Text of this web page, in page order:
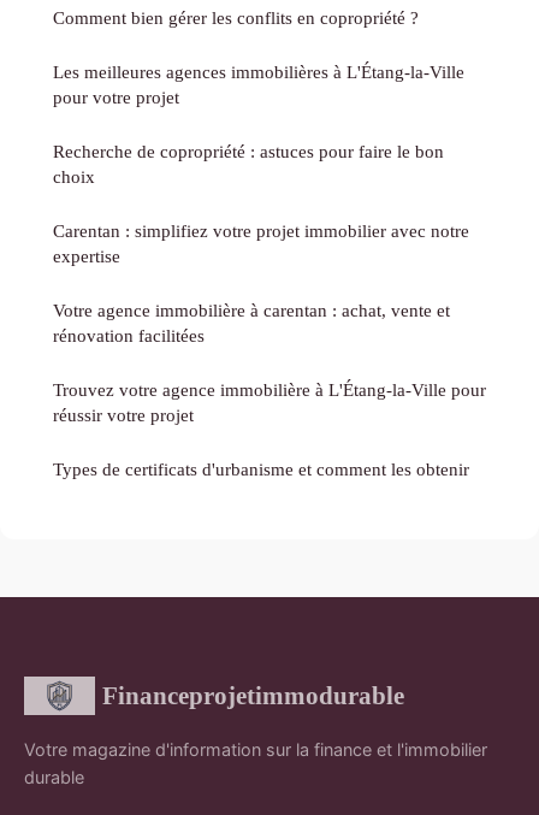
Comment bien gérer les conflits en copropriété ?
Les meilleures agences immobilières à L'Étang-la-Ville
pour votre projet
Recherche de copropriété : astuces pour faire le bon
choix
Carentan : simplifiez votre projet immobilier avec notre
expertise
Votre agence immobilière à carentan : achat, vente et
rénovation facilitées
Trouvez votre agence immobilière à L'Étang-la-Ville pour
réussir votre projet
Types de certificats d'urbanisme et comment les obtenir
Financeprojetimmodurable
Votre magazine d'information sur la finance et l'immobilier
durable